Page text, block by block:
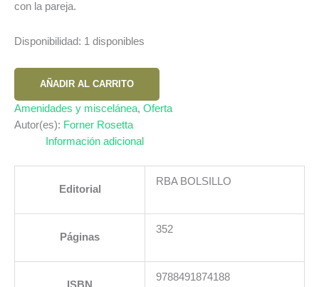
con la pareja.
Disponibilidad: 1 disponibles
QUE
BESE
AÑADIR AL CARRITO
Amenidades y miscelánea, Oferta
Autor(es): Forner Rosetta
Información adicional
Editorial
RBA BOLSILLO
Páginas
352
9788491874188